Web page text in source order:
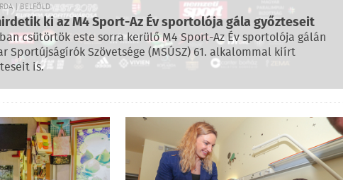
| BELFÖLD
ki az M4 Sport-Az Év sportolója gála győzteseit
csütörtök este sorra kerülő M4 Sport-Az Év sportolója gálán
Sportújságírók Szövetsége (MSÚSZ) 61. alkalommal kiírt
is.